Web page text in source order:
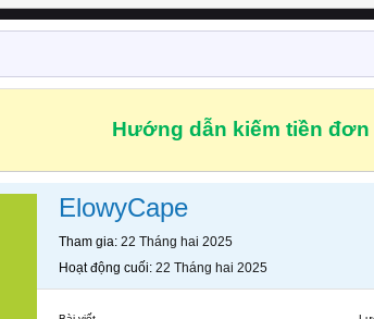
Hướng dẫn kiếm tiền
ElowyCape
Tham gia 22 Tháng hai 2025
Hoạt động cuối 22 Tháng hai 2025